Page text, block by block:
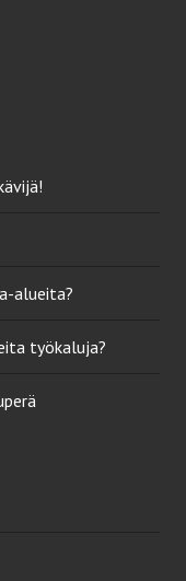
alueita?
työkaluja?